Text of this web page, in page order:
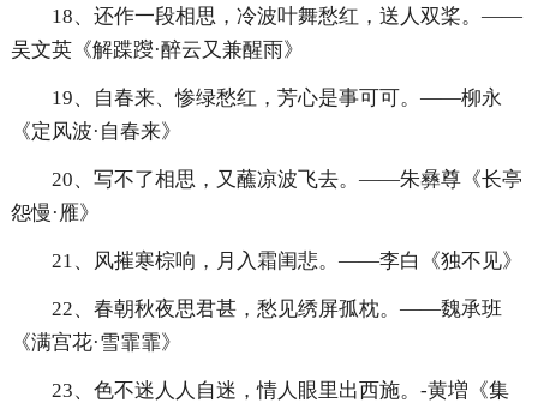
18、还作一段相思，冷波叶舞愁红，送人双桨。——
吴文英《解蹀躞·醉云又兼醒雨》
19、自春来、惨绿愁红，芳心是事可可。——柳永
《定风波·自春来》
20、写不了相思，又蘸凉波飞去。——朱彝尊《长亭
怨慢·雁》
21、风摧寒棕响，月入霜闺悲。——李白《独不见》
22、春朝秋夜思君甚，愁见绣屏孤枕。——魏承班
《满宫花·雪霏霏》
23、色不迷人人自迷，情人眼里出西施。-黄増《集